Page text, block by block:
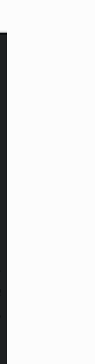
600